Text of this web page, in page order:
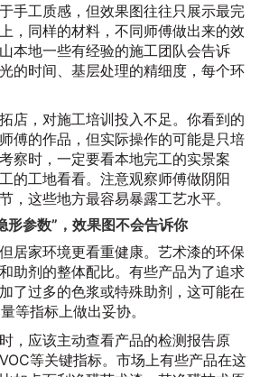
手工质感，但效果图往往只展示最完
，同样的材料，不同师傅做出来的效
本地一些有经验的施工团队会告诉
的时间、基层处理的精细度，每个环
店，对施工培训投入不足。你看到的
傅的作品，但实际操作的可能是只培
察时，一定要看本地完工的实景案
的工地看看。注意观察师傅做阴阳
，这些地方最容易暴露工艺水平。
形参数”，效果图不会告诉你
居家环境更看重健康。艺术漆的环保
助剂的整体配比。有些产品为了追求
了过多的色浆或特殊助剂，这可能在
等指标上做出妥协。
，应该主动查看产品的检测报告原
等关键指标。市场上有些产品在这